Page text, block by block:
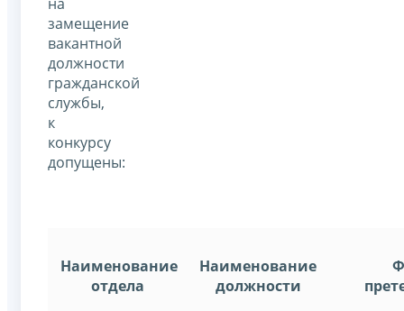
замещение
вакантной
должности
гражданской
службы,
к
конкурсу
допущены:
Наименование
отдела
Наименование
должности